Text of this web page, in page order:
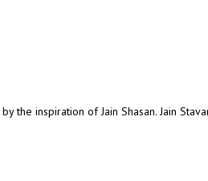
the inspiration of Jain Shasan. Jain